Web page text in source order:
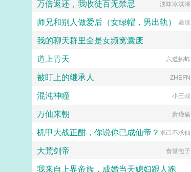
万倍返还，我收徒百无禁忌 淡味冰淇淋
师兄和别人做爱后（女绿帽，男出轨） 菱漾
我的聊天群里全是女频窝囊废
前世造孽今生写书
道上青天 六道蚂蚱
被盯上的继承人 ZHEFN
混沌神瞳 小三叔
万仙来朝 萧瑾瑜
机甲大战正酣，你说你已成仙帝？ 求己不求仙
大荒剑帝 食堂包子
我来自上界帝族，成婚当天媳妇跟人跑